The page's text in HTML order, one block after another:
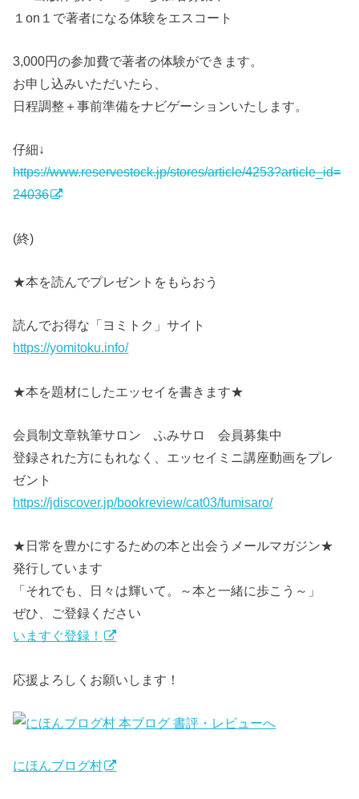
１on１で著者になる体験をエスコート
3,000円の参加費で著者の体験ができます。
お申し込みいただいたら、
日程調整＋事前準備をナビゲーションいたします。
仔細↓
https://www.reservestock.jp/stores/article/4253?article_id=
24036
(終)
★本を読んでプレゼントをもらおう
読んでお得な「ヨミトク」サイト
https://yomitoku.info/
★本を題材にしたエッセイを書きます★
会員制文章執筆サロン ふみサロ 会員募集中
登録された方にもれなく、エッセイミニ講座動画をプレ
ゼント
https://jdiscover.jp/bookreview/cat03/fumisaro/
★日常を豊かにするための本と出会うメールマガジン★
発行しています
「それでも、日々は輝いて。～本と一緒に歩こう～」
ぜひ、ご登録ください
いますぐ登録！
応援よろしくお願いします！
にほんブログ村